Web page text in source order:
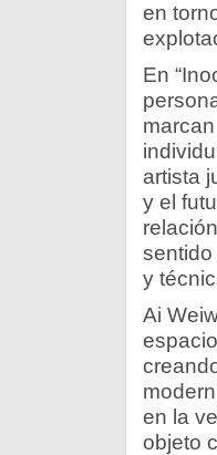
en
En
artista
y el
y
Ai
en la
objeto